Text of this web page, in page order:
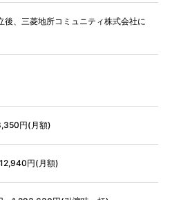
後、三菱地所コミュニティ株式会社に
円(月額)
円(月額)